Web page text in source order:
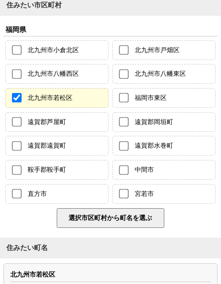
住みたい市区町村
福岡県
北九州市小倉北区 北九州市戸畑区
北九州市八幡西区 北九州市八幡東区
北九州市若松区 福岡市東区
遠賀郡芦屋町 遠賀郡岡垣町
遠賀郡遠賀町 遠賀郡水巻町
鞍手郡鞍手町 中間市
直方市 宮若市
住みたい町名
北九州市若松区